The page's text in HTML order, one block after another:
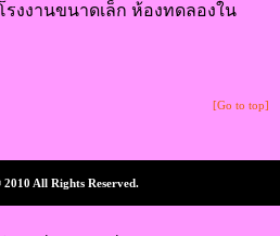
งงานขนาดเล็ก ห้องทดลองใน
[Go to top]
All Rights Reserved.